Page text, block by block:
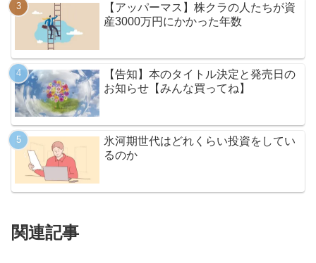
【アッパーマス】株クラの人たちが資
産3000万円にかかった年数
【告知】本のタイトル決定と発売日の
お知らせ【みんな買ってね】
氷河期世代はどれくらい投資をしてい
るのか
関連記事